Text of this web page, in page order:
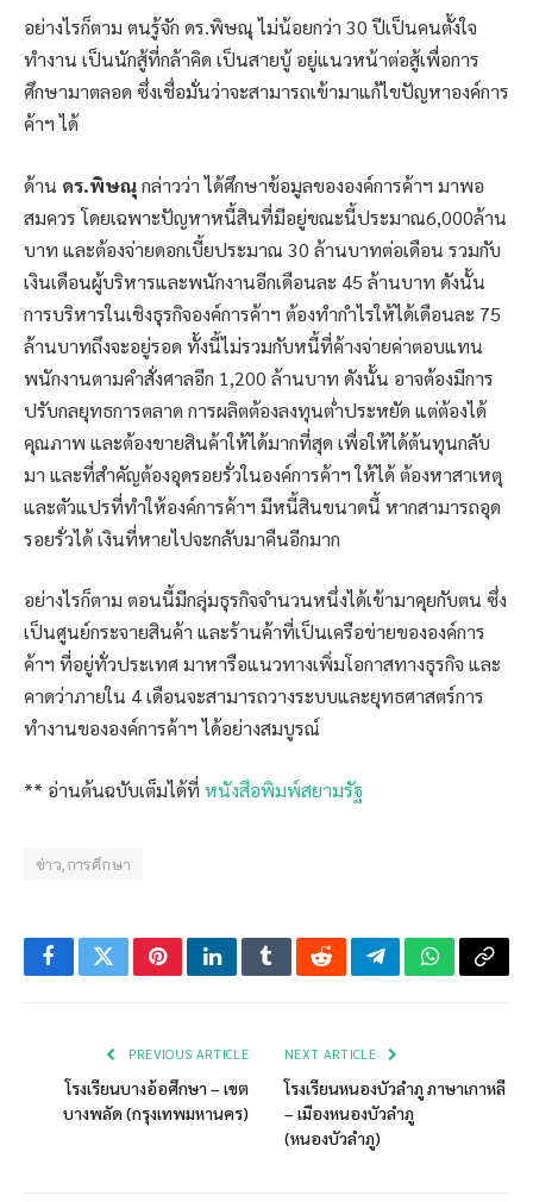
อย่างไรก็ตาม ตนรู้จัก ดร.พิษณุ ไม่น้อยกว่า 30 ปีเป็นคนตั้งใจ
ทำงาน เป็นนักสู้ที่กล้าคิด เป็นสายบู้ อยู่แนวหน้าต่อสู้เพื่อการ
ศึกษามาตลอด ซึ่งเชื่อมั่นว่าจะสามารถเข้ามาแก้ไขปัญหาองค์การ
ค้าฯ ได้
ด้าน ดร.พิษณุกล่าวว่า ได้ศึกษาข้อมูลขององค์การค้าฯ มาพอ
สมควร โดยเฉพาะปัญหาหนี้สินที่มีอยู่ขณะนี้ประมาณ6,000ล้าน
บาท และต้องจ่ายดอกเบี้ยประมาณ 30 ล้านบาทต่อเดือน รวมกับ
เงินเดือนผู้บริหารและพนักงานอีกเดือนละ 45 ล้านบาท ดังนั้น
การบริหารในเชิงธุรกิจองค์การค้าฯ ต้องทำกำไรให้ได้เดือนละ 75
ล้านบาทถึงจะอยู่รอด ทั้งนี้ไม่รวมกับหนี้ที่ค้างจ่ายค่าตอบแทน
พนักงานตามคำสั่งศาลอีก 1,200 ล้านบาท ดังนั้น อาจต้องมีการ
ปรับกลยุทธการตลาด การผลิตต้องลงทุนต่ำประหยัด แต่ต้องได้
คุณภาพ และต้องขายสินค้าให้ได้มากที่สุด เพื่อให้ได้ต้นทุนกลับ
มา และที่สำคัญต้องอุดรอยรั่วในองค์การค้าฯ ให้ได้ ต้องหาสาเหตุ
และตัวแปรที่ทำให้องค์การค้าฯ มีหนี้สินขนาดนี้ หากสามารถอุด
รอยรั่วได้ เงินที่หายไปจะกลับมาคืนอีกมาก
อย่างไรก็ตาม ตอนนี้มีกลุ่มธุรกิจจำนวนหนึ่งได้เข้ามาคุยกับตน ซึ่ง
เป็นศูนย์กระจายสินค้า และร้านค้าที่เป็นเครือข่ายขององค์การ
ค้าฯ ที่อยู่ทั่วประเทศ มาหารือแนวทางเพิ่มโอกาสทางธุรกิจ และ
คาดว่าภายใน 4 เดือนจะสามารถวางระบบและยุทธศาสตร์การ
ทำงานขององค์การค้าฯ ได้อย่างสมบูรณ์
** อ่านต้นฉบับเต็มได้ที่ หนังสือพิมพ์สยามรัฐ
ข่าว,การศึกษา
FacebookTwitterPinterestLinkedInTumblrRedditTelegramWhatsApp
Copy
PREVIOUS ARTICLE
โรงเรียนบางอ้อศึกษา – เขต
บางพลัด (กรุงเทพมหานคร)
NEXT ARTICLE
โรงเรียนหนองบัวลำภู ภาษาเกาหลี
– เมืองหนองบัวลำภู
(หนองบัวลำภู)